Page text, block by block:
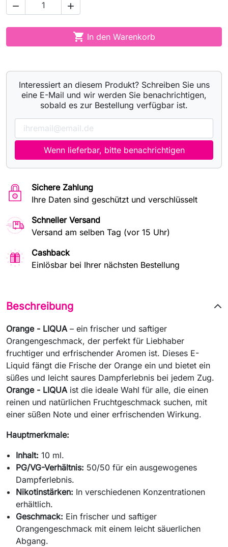
 
 In den Warenkorb
Interessiert an diesem Produkt? Schreiben Sie uns
eine E-Mail und wir werden Sie benachrichtigen,
sobald es zur Bestellung verfügbar ist.
Wenn lieferbar, bitte benachrichtigen
Sichere Zahlung
Ihre Daten sind geschützt und verschlüsselt
Schneller Versand
Versand am selben Tag (vor 15 Uhr)
Cashback
Einlösbar bei Ihrer nächsten Bestellung
Beschreibung
Orange - LIQUA – ein frischer und saftiger
Orangengeschmack, der perfekt für Liebhaber
fruchtiger und erfrischender Aromen ist. Dieses E-
Liquid fängt die Frische der Orange ein und bietet ein
süßes und leicht saures Dampferlebnis bei jedem Zug.
Orange - LIQUA ist die ideale Wahl für alle, die einen
reinen und natürlichen Fruchtgeschmack suchen, mit
einer süßen Note und einer erfrischenden Wirkung.
Hauptmerkmale:
Inhalt: 10 ml.
PG/VG-Verhältnis: 50/50 für ein ausgewogenes
Dampferlebnis.
Nikotinstärken: In verschiedenen Konzentrationen
erhältlich.
Geschmack: Ein frischer und saftiger
Orangengeschmack mit einem leicht säuerlichen
Abgang.